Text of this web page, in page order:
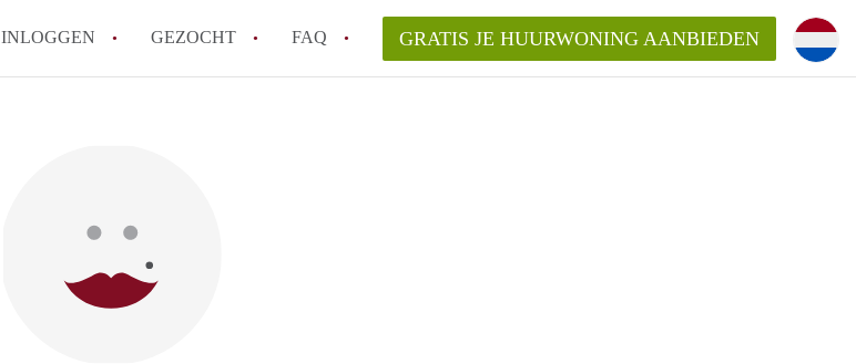
INLOGGEN GEZOCHT FAQ
Wat is de privacyverklaring van HuurwoningenUtrecht?
Berekent HuurwoningenUtrecht
makelaarsvergoeding/bemiddelingsvergoeding?
GRATIS JE HUURWONING AANBIEDEN